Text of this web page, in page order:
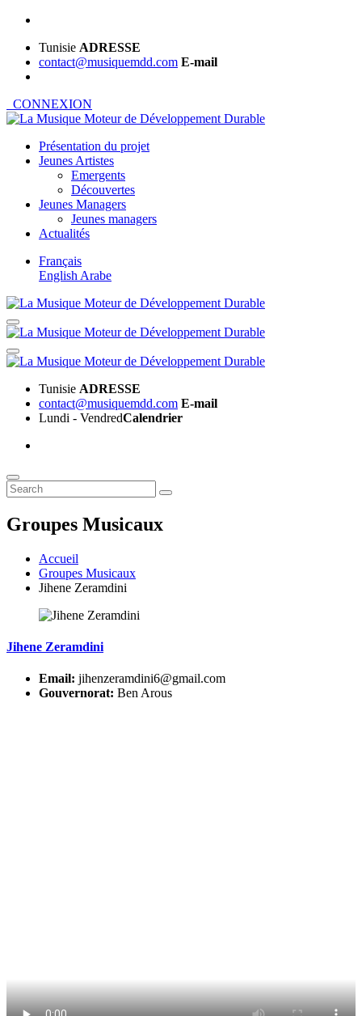
Tunisie ADRESSE
contact@musiquemdd.com E-mail
CONNEXION
Présentation du projet
Jeunes Artistes
Emergents
Découvertes
Jeunes Managers
Jeunes managers
Actualités
Français
English Arabe
Tunisie ADRESSE
contact@musiquemdd.com E-mail
Lundi - VendredCalendrier
Groupes Musicaux
Accueil
Groupes Musicaux
Jihene Zeramdini
Jihene Zeramdini
Email: jihenzeramdini6@gmail.com
Gouvernorat: Ben Arous